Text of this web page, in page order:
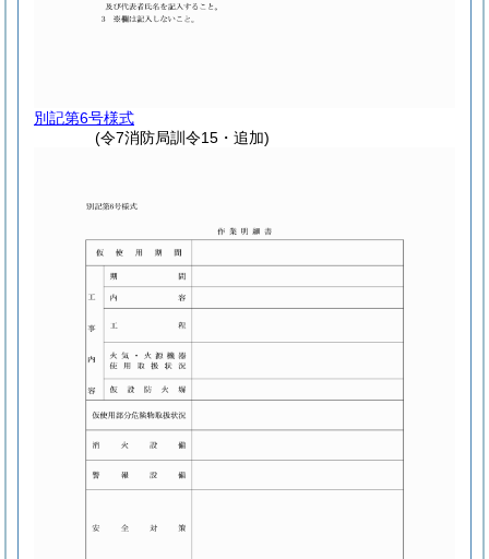
別記第6号様式
(令7消防局訓令15・追加)